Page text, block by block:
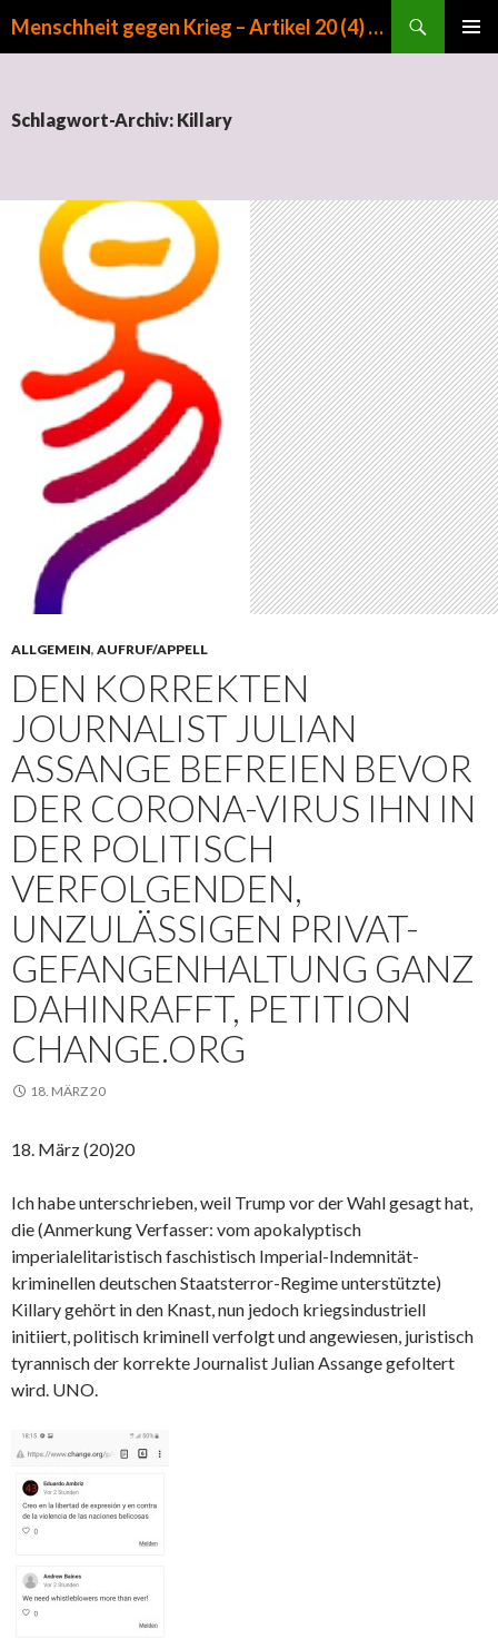
Menschheit gegen Krieg – Artikel 20 (4) GG
Schlagwort-Archiv: Killary
ALLGEMEIN, AUFRUF/APPELL
DEN KORREKTEN
JOURNALIST JULIAN
ASSANGE BEFREIEN BEVOR
DER CORONA-VIRUS IHN IN
DER POLITISCH
VERFOLGENDEN,
UNZULÄSSIGEN PRIVAT-
GEFANGENHALTUNG GANZ
DAHINRAFFT, PETITION
CHANGE.ORG
18. MÄRZ 20
18. März (20)20
Ich habe unterschrieben, weil Trump vor der Wahl gesagt hat,
die (Anmerkung Verfasser: vom apokalyptisch
imperialelitaristisch faschistisch Imperial-Indemnität-
kriminellen deutschen Staatsterror-Regime unterstützte)
Killary gehört in den Knast, nun jedoch kriegsindustriell
initiiert, politisch kriminell verfolgt und angewiesen, juristisch
tyrannisch der korrekte Journalist Julian Assange gefoltert
wird. UNO.